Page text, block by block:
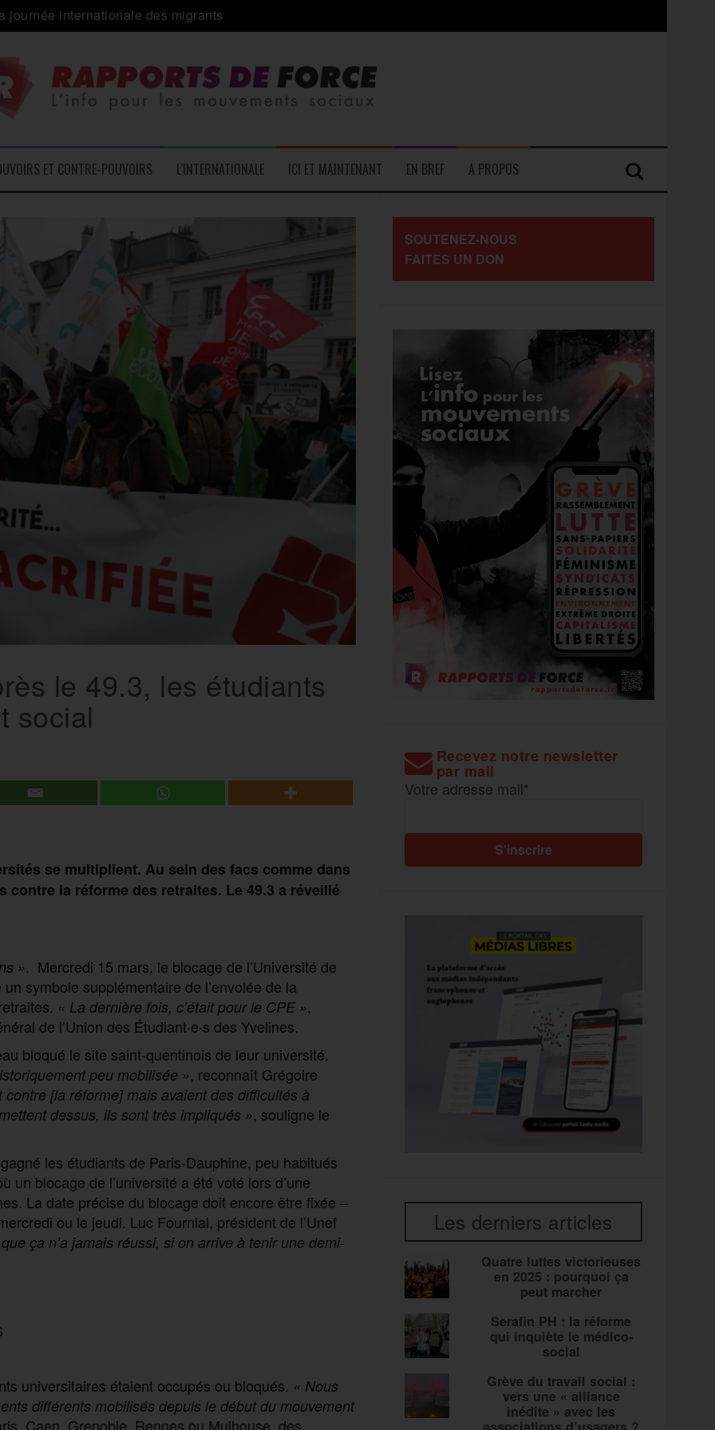
inédite » avec les associations d’usagers ?
– L’Actu des Oublié.es
contre « l’une des plus grandes attaques jamais menées contre les travailleurs »
ça peut marcher
médico-social
ET CONTRE-POUVOIRS L’INTERNATIONALE ICI ET MAINTENANT EN BREF A PROPOS
le 49.3, les étudiants
social
se multiplient. Au sein des facs comme dans
la réforme des retraites. Le 49.3 a réveillé
». Mercredi 15 mars, le blocage de l’Université de
symbole supplémentaire de l’envolée de la
« La dernière fois, c’était pour le CPE »,
de l’Union des Étudiant·e·s des Yvelines.
bloqué le site saint-quentinois de leur université.
peu mobilisée », reconnaît Grégoire
[la réforme] mais avaient des difficultés à
dessus, ils sont très impliqués », souligne le
les étudiants de Paris-Dauphine, peu habitués
blocage de l’université a été voté lors d’une
La date précise du blocage doit encore être fixée –
ou le jeudi. Luc Fournial, président de l’Unef
ça n’a jamais réussi, si on arrive à tenir une demi-
universitaires étaient occupés ou bloqués. « Nous
différents mobilisés depuis le début du mouvement
Caen, Grenoble, Rennes ou Mulhouse, des
SOUTENEZ-NOUS
FAITES UN DON
Recevez notre newsletter
par mail
Votre adresse mail*
Les derniers articles
Quatre luttes victorieuses
en 2025 : pourquoi ça
peut marcher
Serafin PH : la réforme
qui inquiète le médico-
social
Grève du travail social :
vers une « alliance
inédite » avec les